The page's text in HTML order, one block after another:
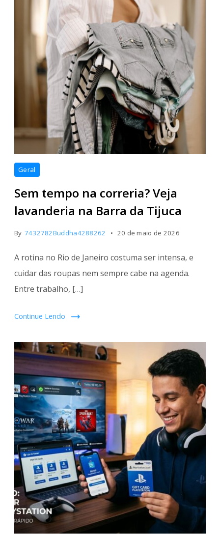
Geral
Sem tempo na correria? Veja
lavanderia na Barra da Tijuca
By 7432782Buddha4288262 20 de maio de 2026
A rotina no Rio de Janeiro costuma ser intensa, e
cuidar das roupas nem sempre cabe na agenda.
Entre trabalho, […]
Continue Lendo